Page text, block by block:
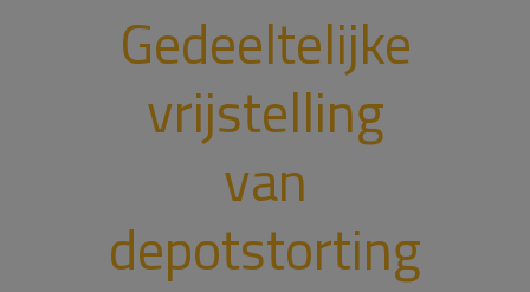
Gedeeltelijke
vrijstelling
van
depotstorting